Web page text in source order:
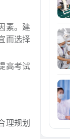
素。建
而选择
高考试
理规划